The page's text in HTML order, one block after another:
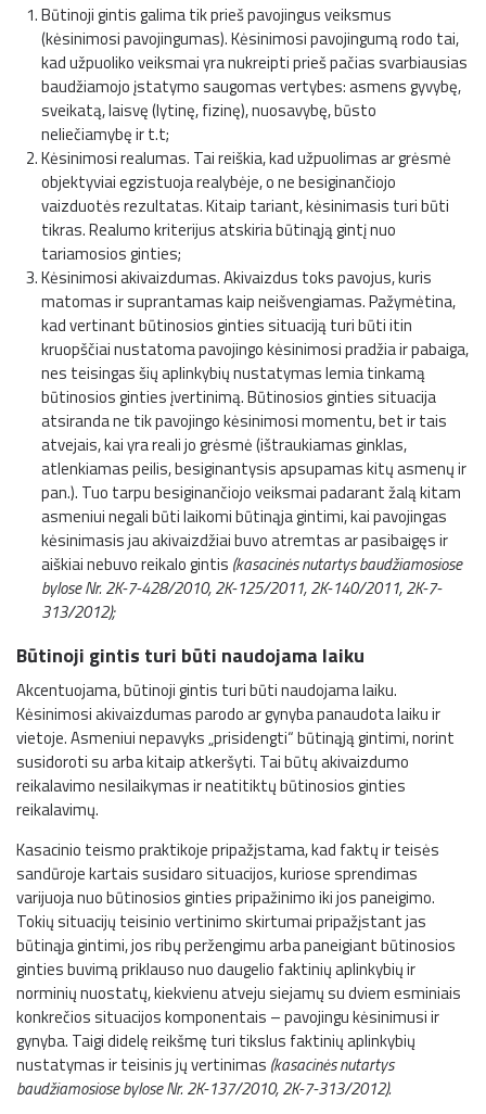
Būtinoji gintis galima tik prieš pavojingus veiksmus
(kėsinimosi pavojingumas). Kėsinimosi pavojingumą rodo tai,
kad užpuoliko veiksmai yra nukreipti prieš pačias svarbiausias
baudžiamojo įstatymo saugomas vertybes: asmens gyvybę,
sveikatą, laisvę (lytinę, fizinę), nuosavybę, būsto
neliečiamybę ir t.t;
Kėsinimosi realumas. Tai reiškia, kad užpuolimas ar grėsmė
objektyviai egzistuoja realybėje, o ne besiginančiojo
vaizduotės rezultatas. Kitaip tariant, kėsinimasis turi būti
tikras. Realumo kriterijus atskiria būtinąją gintį nuo
tariamosios ginties;
Kėsinimosi akivaizdumas. Akivaizdus toks pavojus, kuris
matomas ir suprantamas kaip neišvengiamas. Pažymėtina,
kad vertinant būtinosios ginties situaciją turi būti itin
kruopščiai nustatoma pavojingo kėsinimosi pradžia ir pabaiga,
nes teisingas šių aplinkybių nustatymas lemia tinkamą
būtinosios ginties įvertinimą. Būtinosios ginties situacija
atsiranda ne tik pavojingo kėsinimosi momentu, bet ir tais
atvejais, kai yra reali jo grėsmė (ištraukiamas ginklas,
atlenkiamas peilis, besiginantysis apsupamas kitų asmenų ir
pan.). Tuo tarpu besiginančiojo veiksmai padarant žalą kitam
asmeniui negali būti laikomi būtinąja gintimi, kai pavojingas
kėsinimasis jau akivaizdžiai buvo atremtas ar pasibaigęs ir
aiškiai nebuvo reikalo gintis (kasacinės nutartys baudžiamosiose
bylose Nr. 2K-7-428/2010, 2K-125/2011, 2K-140/2011, 2K-7-
313/2012);
Būtinoji gintis turi būti naudojama laiku
Akcentuojama, būtinoji gintis turi būti naudojama laiku.
Kėsinimosi akivaizdumas parodo ar gynyba panaudota laiku ir
vietoje. Asmeniui nepavyks „prisidengti“ būtinąją gintimi, norint
susidoroti su arba kitaip atkeršyti. Tai būtų akivaizdumo
reikalavimo nesilaikymas ir neatitiktų būtinosios ginties
reikalavimų.
Kasacinio teismo praktikoje pripažįstama, kad faktų ir teisės
sandūroje kartais susidaro situacijos, kuriose sprendimas
varijuoja nuo būtinosios ginties pripažinimo iki jos paneigimo.
Tokių situacijų teisinio vertinimo skirtumai pripažįstant jas
būtinąja gintimi, jos ribų peržengimu arba paneigiant būtinosios
ginties buvimą priklauso nuo daugelio faktinių aplinkybių ir
norminių nuostatų, kiekvienu atveju siejamų su dviem esminiais
konkrečios situacijos komponentais – pavojingu kėsinimusi ir
gynyba. Taigi didelę reikšmę turi tikslus faktinių aplinkybių
nustatymas ir teisinis jų vertinimas (kasacinės nutartys
baudžiamosiose bylose Nr. 2K-137/2010, 2K-7-313/2012).